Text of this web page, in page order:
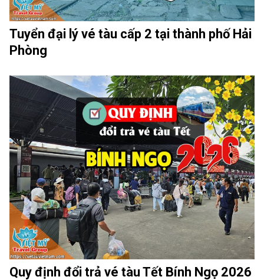
Tuyển đại lý vé tàu cấp 2 tại thành phố Hải
Phòng
Quy định đổi trả vé tàu Tết Bính Ngọ 2026